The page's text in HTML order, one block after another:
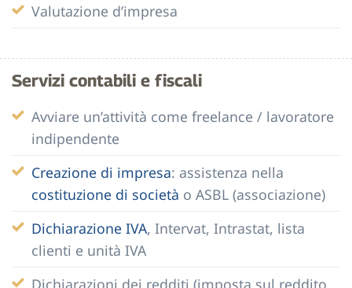
Valutazione d’impresa
Servizi contabili e fiscali
Avviare un’attività come freelance / lavoratore
indipendente
Creazione di impresa: assistenza nella
costituzione di società o ASBL (associazione)
Dichiarazione IVA, Intervat, Intrastat, lista
clienti e unità IVA
Dichiarazioni dei redditi (imposta sul reddito